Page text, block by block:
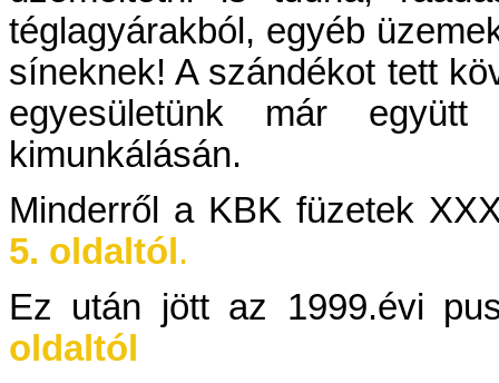
téglagyárakból, egyéb
síneknek! A szándékot tett
egyesületünk már
kimunkálásán.
Minderről a KBK füzetek
5. oldaltól .
Ez után jött az 1999.évi
oldaltól